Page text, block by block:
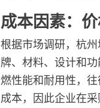
成本因素：
根据市场调研，杭
牌、材料、设计和
燃性能和耐用性，
成本，因此企业在